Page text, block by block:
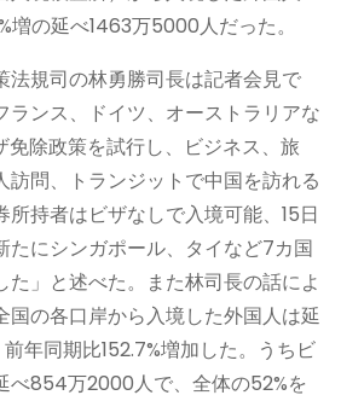
増の延べ1463万5000人だった。
規司の林勇勝司長は記者会見で
ランス、ドイツ、オーストラリアな
免除政策を試行し、ビジネス、旅
訪問、トランジットで中国を訪れる
所持者はビザなしで入境可能、15日
たにシンガポール、タイなど7カ国
た」と述べた。また林司長の話によ
国の各口岸から入境した外国人は延
年同期比152.7%増加した。うちビ
べ854万2000人で、全体の52%を